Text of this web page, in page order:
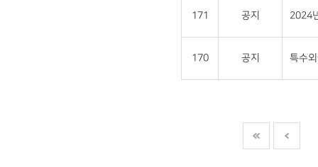
171 공지 2024
170 공지 특수